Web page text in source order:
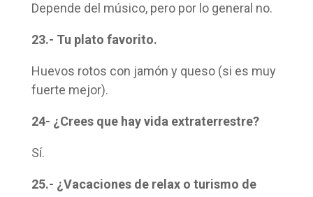
Depende del músico, pero por lo general no.
23.- Tu plato favorito.
Huevos rotos con jamón y queso (si es muy
fuerte mejor).
24- ¿Crees que hay vida extraterrestre?
Sí.
25.- ¿Vacaciones de relax o turismo de